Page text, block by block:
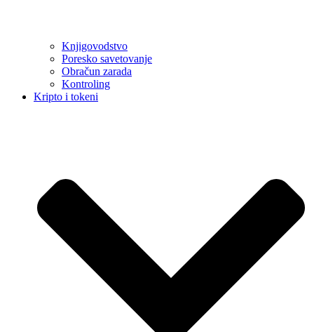
Knjigovodstvo
Poresko savetovanje
Obračun zarada
Kontroling
Kripto i tokeni